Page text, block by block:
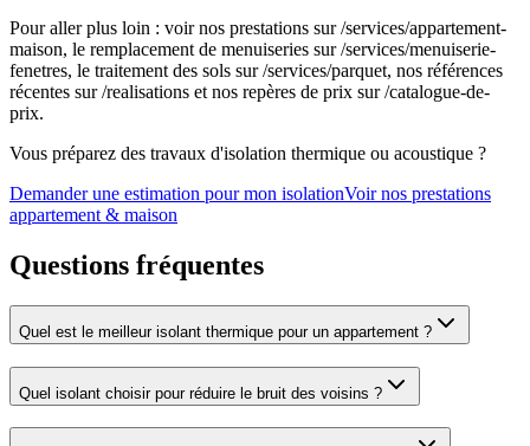
Pour aller plus loin : voir nos prestations sur /services/appartement-
maison, le remplacement de menuiseries sur /services/menuiserie-
fenetres, le traitement des sols sur /services/parquet, nos références
récentes sur /realisations et nos repères de prix sur /catalogue-de-
prix.
Vous préparez des travaux d'isolation thermique ou acoustique ?
Demander une estimation pour mon isolationVoir nos prestations
appartement & maison
Questions fréquentes
Quel est le meilleur isolant thermique pour un appartement ?
Quel isolant choisir pour réduire le bruit des voisins ?